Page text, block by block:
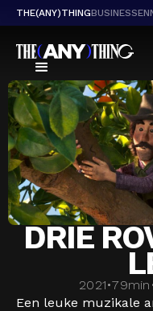
THE(ANY)THINGBUSINESSEN
DRIE
2021•79min
Een leuke muzikale